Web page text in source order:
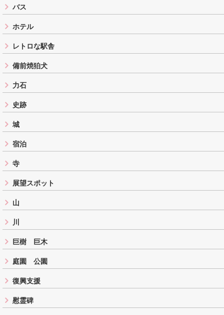
バス
ホテル
レトロな駅舎
備前焼狛犬
力石
史跡
城
宿泊
寺
展望スポット
山
川
巨樹 巨木
庭園 公園
復興支援
慰霊碑